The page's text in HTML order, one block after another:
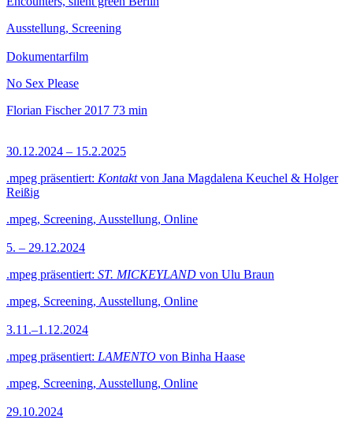
Ausstellung, Screening
Dokumentarfilm
No Sex Please
Florian Fischer 2017 73 min
30.12.2024 – 15.2.2025
.mpeg präsentiert: Kontaktvon Jana Magdalena Keuchel & Holger
Reißig
.mpeg, Screening, Ausstellung, Online
5. – 29.12.2024
.mpeg präsentiert: ST. MICKEYLAND von Ulu Braun
.mpeg, Screening, Ausstellung, Online
3.11.–1.12.2024
.mpeg präsentiert: LAMENTO von Binha Haase
.mpeg, Screening, Ausstellung, Online
29.10.2024